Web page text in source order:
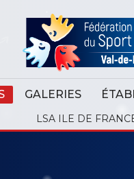
GALERIES
LSA ILE DE